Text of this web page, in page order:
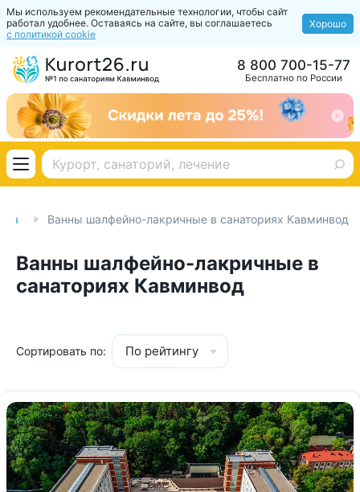
Мы используем рекомендательные технологии, чтобы сайт
работал удобнее. Оставаясь на сайте, вы соглашаетесь
с политикой cookie
Хорошо
Бесплатно по России
8 800 700-15-77
Ванны шалфейно-лакричные в санаториях Кавминвод
Ванны шалфейно-лакричные в
санаториях Кавминвод
Сортировать по: По рейтингу